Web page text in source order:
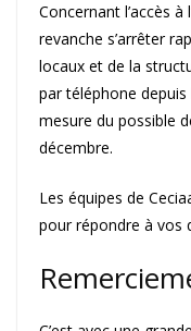
Concernant l’accès à
revanche s’arrêter
locaux et de la
par téléphone
mesure du possible
décembre.
Les équipes de
pour répondre à vos